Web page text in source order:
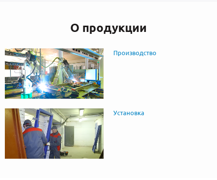
О продукции
Производство
Установка